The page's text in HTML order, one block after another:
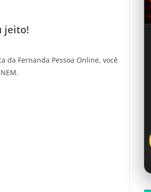
jeito!
da Fernanda Pessoa Online, você